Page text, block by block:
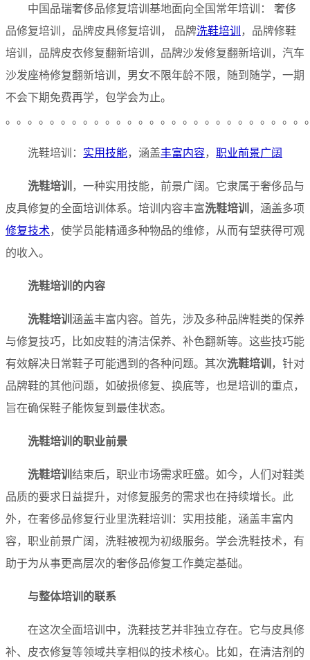
中国品瑞奢侈品修复培训基地面向全国常年培训： 奢侈
品修复培训，品牌皮具修复培训， 品牌洗鞋培训 ，品牌修鞋
培训，品牌皮衣修复翻新培训，品牌沙发修复翻新培训，汽车
沙发座椅修复翻新培训，男女不限年龄不限，随到随学，一期
不会下期免费再学，包学会为止。
。。。。。。。。。。。。。。。。。。。。。。。。。。
洗鞋培训： 实用技能，涵盖丰富内容， 职业前景广阔
洗鞋培训 ，一种实用技能，前景广阔。它隶属于奢侈品与
皮具修复的全面培训体系。培训内容丰富洗鞋培训 ，涵盖多项
修复技术，使学员能精通多种物品的维修，从而有望获得可观
的收入。
洗鞋培训 的内容
洗鞋培训 涵盖丰富内容。首先，涉及多种品牌鞋类的保养
与修复技巧，比如皮鞋的清洁保养、补色翻新等。这些技巧能
有效解决日常鞋子可能遇到的各种问题。其次洗鞋培训 ，针对
品牌鞋的其他问题，如破损修复、换底等，也是培训的重点，
旨在确保鞋子能恢复到最佳状态。
洗鞋培训 的职业前景
洗鞋培训 结束后，职业市场需求旺盛。如今，人们对鞋类
品质的要求日益提升，对修复服务的需求也在持续增长。此
外，在奢侈品修复行业里洗鞋培训：实用技能，涵盖丰富内
容，职业前景广阔，洗鞋被视为初级服务。学会洗鞋技术，有
助于为从事更高层次的奢侈品修复工作奠定基础。
与整体培训的联系
在这次全面培训中，洗鞋技艺并非独立存在。它与皮具修
补、皮衣修复等领域共享相似的技术核心。比如，在清洁剂的